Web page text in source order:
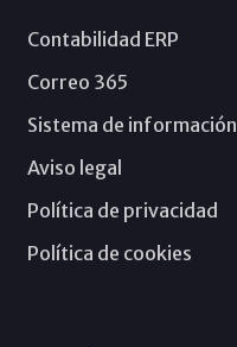
Contabilidad ERP
Correo 365
Sistema de información
Aviso legal
Política de privacidad
Política de cookies